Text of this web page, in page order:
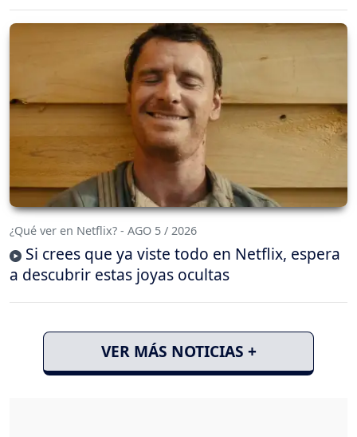
¿Qué ver en Netflix? - AGO 5 / 2026
Si crees que ya viste todo en Netflix, espera
a descubrir estas joyas ocultas
VER MÁS NOTICIAS +